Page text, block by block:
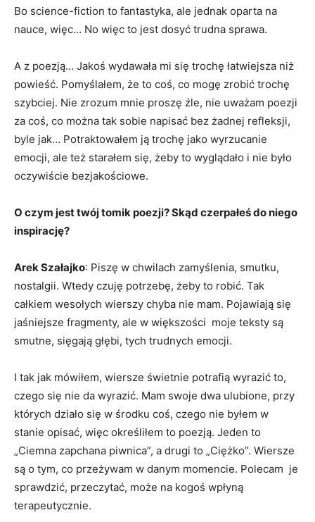
Bo science-fiction to fantastyka, ale jednak oparta na
nauce, więc… No więc to jest dosyć trudna sprawa.
A z poezją… Jakoś wydawała mi się trochę łatwiejsza niż
powieść. Pomyślałem, że to coś, co mogę zrobić trochę
szybciej. Nie zrozum mnie proszę źle, nie uważam poezji
za coś, co można tak sobie napisać bez żadnej refleksji,
byle jak… Potraktowałem ją trochę jako wyrzucanie
emocji, ale też starałem się, żeby to wyglądało i nie było
oczywiście bezjakościowe.
O czym jest twój tomik poezji? Skąd czerpałeś do niego
inspirację?
Arek Szałajko: Piszę w chwilach zamyślenia, smutku,
nostalgii. Wtedy czuję potrzebę, żeby to robić. Tak
całkiem wesołych wierszy chyba nie mam. Pojawiają się
jaśniejsze fragmenty, ale w większości moje teksty są
smutne, sięgają głębi, tych trudnych emocji.
I tak jak mówiłem, wiersze świetnie potrafią wyrazić to,
czego się nie da wyrazić. Mam swoje dwa ulubione, przy
których działo się w środku coś, czego nie byłem w
stanie opisać, więc określiłem to poezją. Jeden to
„Ciemna zapchana piwnica”, a drugi to „Ciężko”. Wiersze
są o tym, co przeżywam w danym momencie. Polecam je
sprawdzić, przeczytać, może na kogoś wpłyną
terapeutycznie.